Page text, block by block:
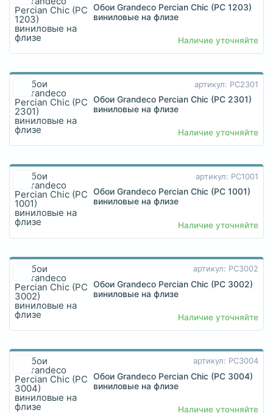
Обои Grandeco Percian Chic (PC 1203)
виниловые на флизе
Наличие уточняйте
артикул: PC2301
Обои Grandeco Percian Chic (PC 2301)
виниловые на флизе
Наличие уточняйте
артикул: PC1001
Обои Grandeco Percian Chic (PC 1001)
виниловые на флизе
Наличие уточняйте
артикул: PC3002
Обои Grandeco Percian Chic (PC 3002)
виниловые на флизе
Наличие уточняйте
артикул: PC3004
Обои Grandeco Percian Chic (PC 3004)
виниловые на флизе
Наличие уточняйте